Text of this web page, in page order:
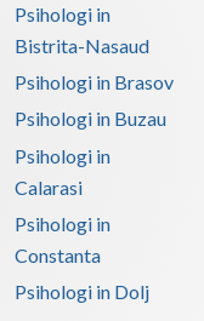
Psihologi in
Bistrita-Nasaud
Psihologi in Brasov
Psihologi in Buzau
Psihologi in
Calarasi
Psihologi in
Constanta
Psihologi in Dolj